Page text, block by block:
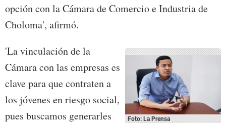
opción con la Cámara de Comercio e Industria de
Choloma', afirmó.
Foto: La Prensa
'La vinculación de la
Cámara con las empresas es
clave para que contraten a
los jóvenes en riesgo social,
pues buscamos generarles